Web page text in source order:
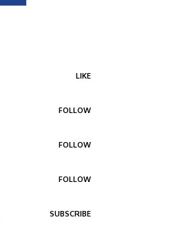
LIKE
FOLLOW
FOLLOW
FOLLOW
SUBSCRIBE